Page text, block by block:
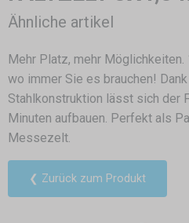
Ähnliche artikel
Mehr Platz, mehr Möglichkeiten.
wo immer Sie es brauchen!
Stahlkonstruktion lässt sich der
Minuten aufbauen. Perfekt als
Messezelt.
❮ Zurück zum Produkt